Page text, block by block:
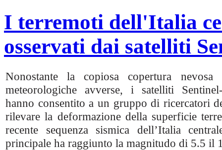
I terremoti dell'Italia
osservati dai satelliti
Nonostante la copiosa copertura
meteorologiche avverse, i satelliti
hanno consentito a un gruppo di ricercatori
rilevare la deformazione della superficie
recente sequenza sismica dell’Italia
principale ha raggiunto la magnitudo di 5.5 il